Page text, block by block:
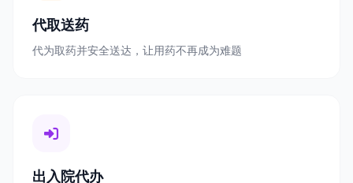
代取送药
代为取药并安全送达，让用药不再成为难题
出入院代办